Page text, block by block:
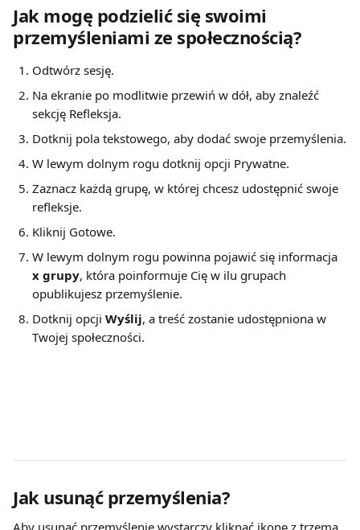
Jak mogę podzielić się swoimi
przemyśleniami ze społecznością?
Odtwórz sesję.
Na ekranie po modlitwie przewiń w dół, aby znaleźć
sekcję Refleksja.
Dotknij pola tekstowego, aby dodać swoje przemyślenia.
W lewym dolnym rogu dotknij opcji Prywatne.
Zaznacz każdą grupę, w której chcesz udostępnić swoje
refleksje.
Kliknij Gotowe.
W lewym dolnym rogu powinna pojawić się informacja
x grupy, która poinformuje Cię w ilu grupach
opublikujesz przemyślenie.
Dotknij opcji Wyślij, a treść zostanie udostępniona w
Twojej społeczności.
Jak usunąć przemyślenia?
Aby usunąć przemyślenie wystarczy kliknąć ikonę z trzema